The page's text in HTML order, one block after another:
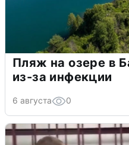
Пляж на озере в
из-за инфекции
6 августа 0